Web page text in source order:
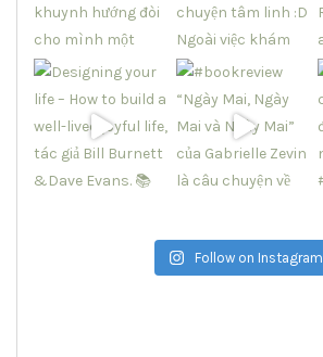
Follow on Instagram